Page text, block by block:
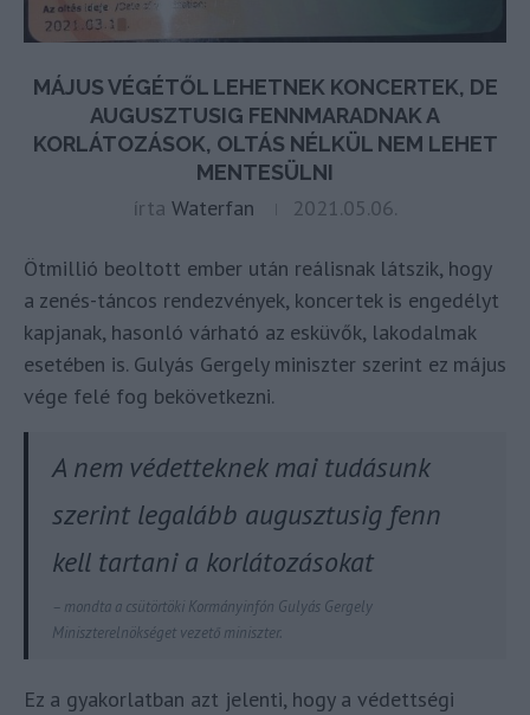
MÁJUS VÉGÉTŐL LEHETNEK KONCERTEK, DE
AUGUSZTUSIG FENNMARADNAK A
KORLÁTOZÁSOK, OLTÁS NÉLKÜL NEM LEHET
MENTESÜLNI
írta Waterfan 2021.05.06.
Ötmillió beoltott ember után reálisnak látszik, hogy
a zenés-táncos rendezvények, koncertek is engedélyt
kapjanak, hasonló várható az esküvők, lakodalmak
esetében is. Gulyás Gergely miniszter szerint ez május
vége felé fog bekövetkezni.
A nem védetteknek mai tudásunk
szerint legalább augusztusig fenn
kell tartani a korlátozásokat
– mondta a csütörtöki Kormányinfón Gulyás Gergely
Miniszterelnökséget vezető miniszter.
Ez a gyakorlatban azt jelenti, hogy a védettségi